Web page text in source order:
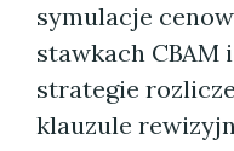
symulacje
stawkach CBAM
strategie
klauzule